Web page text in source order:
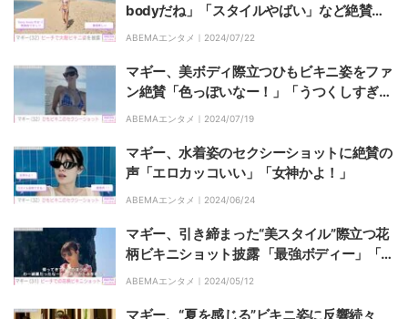
bodyだね」「スタイルやばい」など絶賛の
声
ABEMAエンタメ｜ 2024/07/22
マギー、美ボディ際立つひもビキニ姿をファ
ン絶賛「色っぽいなー！」「うつくしすぎ
る！」
ABEMAエンタメ｜ 2024/07/19
マギー、水着姿のセクシーショットに絶賛の
声「エロカッコいい」「女神かよ！」
ABEMAエンタメ｜ 2024/06/24
マギー、引き締まった“美スタイル”際立つ花
柄ビキニショット披露 「最強ボディー」「美
しい 絵になります」ファン絶賛
ABEMAエンタメ｜ 2024/05/12
マギー、“夏を感じる”ビキニ姿に反響続々